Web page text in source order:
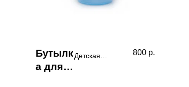
Бутылк
а для
Детская
800 р.